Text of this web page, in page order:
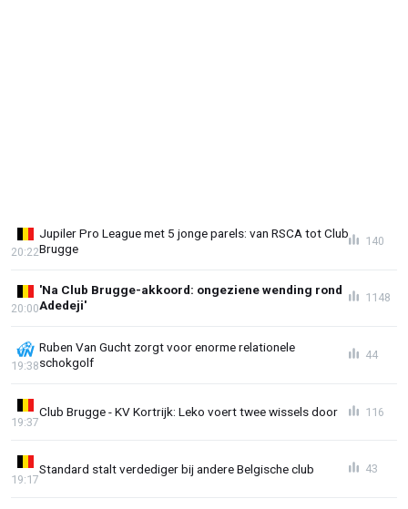
Jupiler Pro League met 5 jonge parels: van RSCA tot Club
Brugge
20:22
140
'Na Club Brugge-akkoord: ongeziene wending rond
Adedeji'
20:00
1148
Ruben Van Gucht zorgt voor enorme relationele
schokgolf
19:38
44
Club Brugge - KV Kortrijk: Leko voert twee wissels door
19:37
116
Standard stalt verdediger bij andere Belgische club
19:17
43